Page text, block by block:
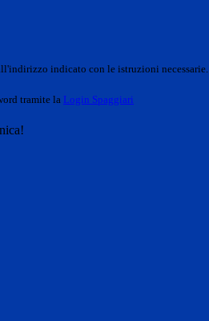
indicato con le istruzioni necessarie.
tramite la Login Spaggiari